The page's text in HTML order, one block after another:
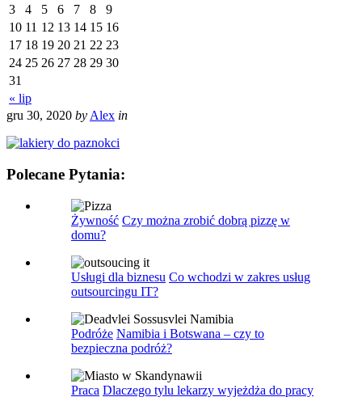
« lip
3
4 5 6 7 8
9
10 11 12 13 14 15 16
17 18 19 20 21 22 23
24 25 26 27 28 29 30
31
gru 30, 2020 by Alex in
Polecane Pytania:
Żywność Czy można zrobić dobrą pizzę w
domu?
Usługi dla biznesu Co wchodzi w zakres usług
outsourcingu IT?
Podróże Namibia i Botswana – czy to
bezpieczna podróż?
Praca Dlaczego tylu lekarzy wyjeżdża do pracy